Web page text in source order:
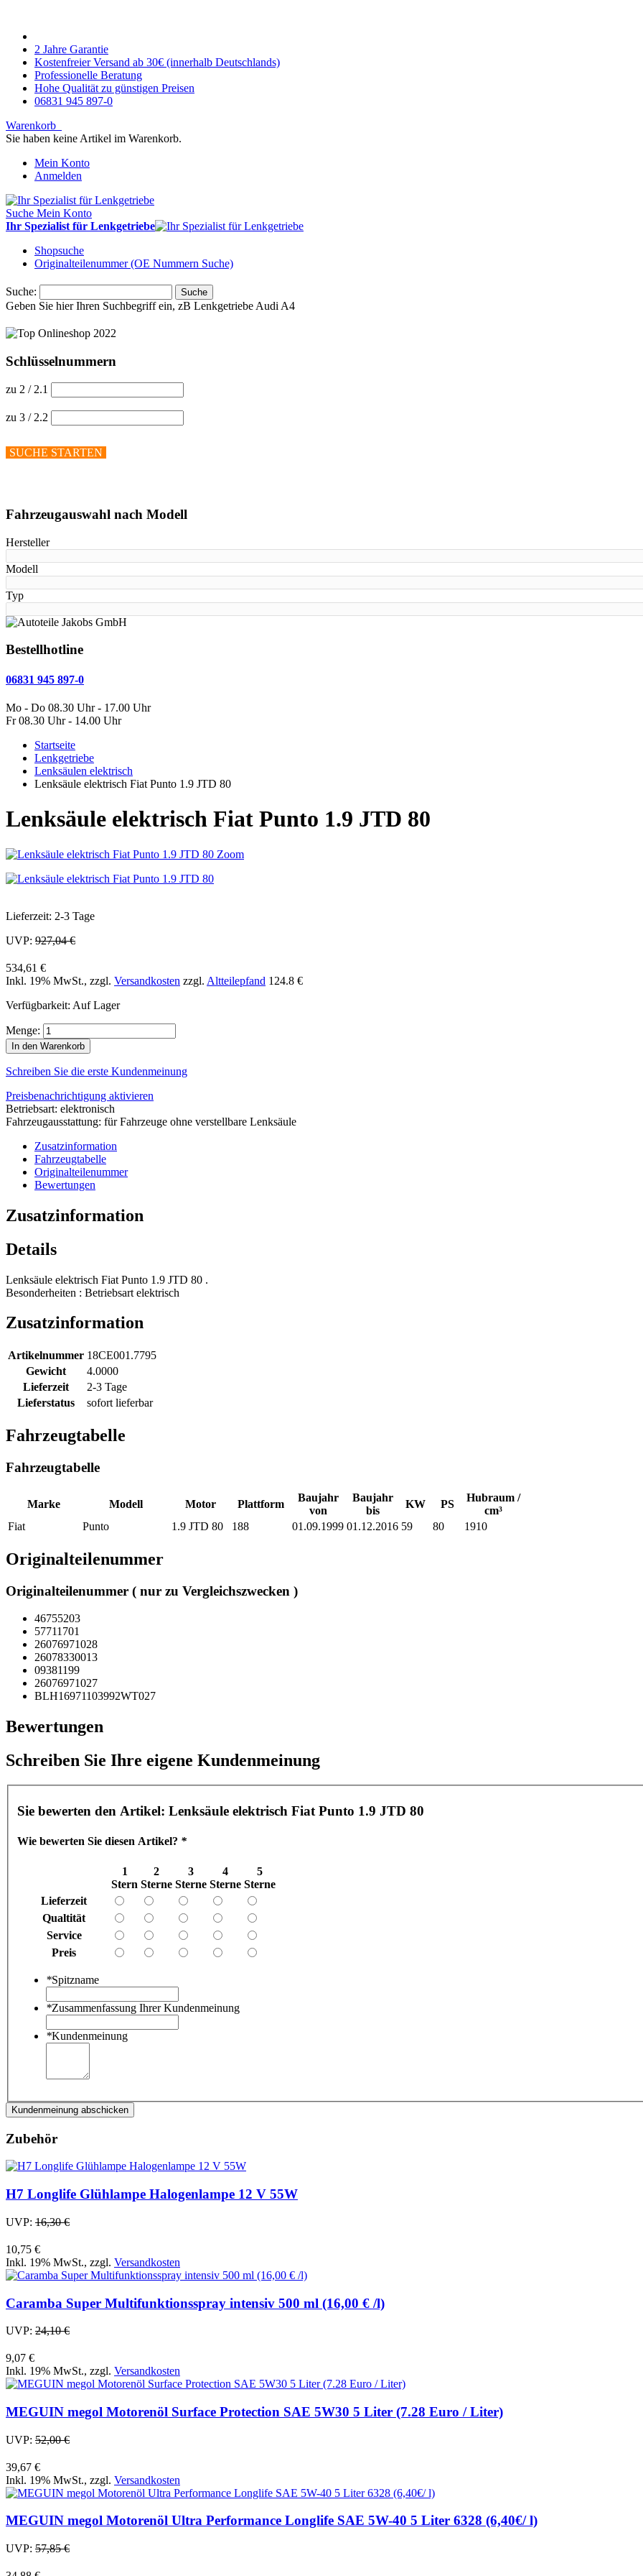
2 Jahre Garantie
Kostenfreier Versand ab 30€ (innerhalb Deutschlands)
Professionelle Beratung
Hohe Qualität zu günstigen Preisen
06831 945 897-0
Warenkorb
Sie haben keine Artikel im Warenkorb.
Mein Konto
Anmelden
Suche Mein Konto
Ihr Spezialist für Lenkgetriebe
Shopsuche
Originalteilenummer (OE Nummern Suche)
Suche: Suche
Geben Sie hier Ihren Suchbegriff ein, zB Lenkgetriebe Audi A4
Schlüsselnummern
zu 2 / 2.1
zu 3 / 2.2
SUCHE STARTEN
Fahrzeugauswahl nach Modell
Hersteller
Modell
Typ
Bestellhotline
06831 945 897-0
Mo - Do 08.30 Uhr - 17.00 Uhr
Fr 08.30 Uhr - 14.00 Uhr
Startseite
Lenkgetriebe
Lenksäulen elektrisch
Lenksäule elektrisch Fiat Punto 1.9 JTD 80
Lenksäule elektrisch Fiat Punto 1.9 JTD 80
Zoom
Lieferzeit: 2-3 Tage
UVP: 927,04 €
534,61 €
Inkl. 19% MwSt., zzgl. Versandkosten zzgl. Altteilepfand 124.8 €
Verfügbarkeit: Auf Lager
Menge:
In den Warenkorb
Schreiben Sie die erste Kundenmeinung
Preisbenachrichtigung aktivieren
Betriebsart: elektronisch
Fahrzeugausstattung: für Fahrzeuge ohne verstellbare Lenksäule
Zusatzinformation
Fahrzeugtabelle
Originalteilenummer
Bewertungen
Zusatzinformation
Details
Lenksäule elektrisch Fiat Punto 1.9 JTD 80 .
Besonderheiten : Betriebsart elektrisch
Zusatzinformation
Artikelnummer 18CE001.7795
Gewicht
4.0000
Lieferzeit
2-3 Tage
Lieferstatus
sofort lieferbar
Fahrzeugtabelle
Fahrzeugtabelle
Marke Modell Motor Plattform
Baujahr
von
Baujahr
bis
KW PS
Hubraum /
cm³
Fiat
Punto 1.9 JTD 80 188 01.09.1999 01.12.2016 59 80 1910
Originalteilenummer
Originalteilenummer ( nur zu Vergleichszwecken )
46755203
57711701
26076971028
26078330013
09381199
26076971027
BLH16971103992WT027
Bewertungen
Schreiben Sie Ihre eigene Kundenmeinung
Sie bewerten den Artikel: Lenksäule elektrisch Fiat Punto 1.9 JTD 80
Wie bewerten Sie diesen Artikel? *
1
Stern
2
Sterne
3
Sterne
4
Sterne
5
Sterne
Lieferzeit
Qualtität
Service
Preis
*Spitzname
*Zusammenfassung Ihrer Kundenmeinung
*Kundenmeinung
Kundenmeinung abschicken
Zubehör
H7 Longlife Glühlampe Halogenlampe 12 V 55W
UVP: 16,30 €
10,75 €
Inkl. 19% MwSt., zzgl. Versandkosten
Caramba Super Multifunktionsspray intensiv 500 ml (16,00 € /l)
UVP: 24,10 €
9,07 €
Inkl. 19% MwSt., zzgl. Versandkosten
MEGUIN megol Motorenöl Surface Protection SAE 5W30 5 Liter (7.28 Euro / Liter)
UVP: 52,00 €
39,67 €
Inkl. 19% MwSt., zzgl. Versandkosten
MEGUIN megol Motorenöl Ultra Performance Longlife SAE 5W-40 5 Liter 6328 (6,40€/ l)
UVP: 57,85 €